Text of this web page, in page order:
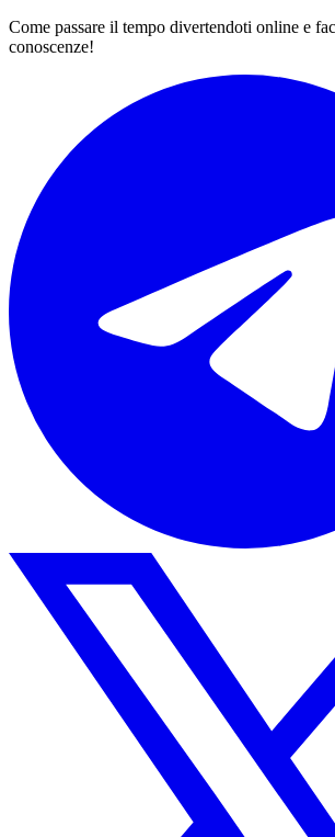
Come passare il tempo divertendoti online e
conoscenze!